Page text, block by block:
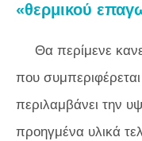
«θερμικού
Θα περίμενε
που
περιλαμβάνει την
προηγμένα υλικά